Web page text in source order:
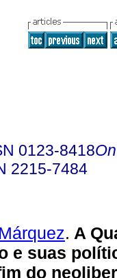
0123-8418
2215-7484
. A
e suas
do